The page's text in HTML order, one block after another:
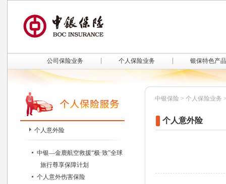
公司保险业务 个人保险业务 银保特色产品
个人意外险
中银—金鹿航空救援“极·致”全球
旅行尊享保障计划
个人意外伤害保险
中银保险 > 个人保险业务
个人意外险